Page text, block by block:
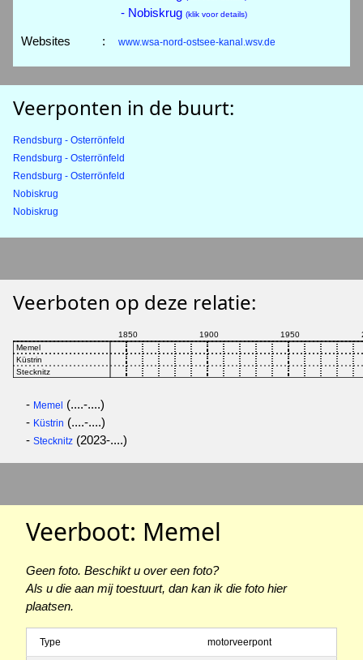
- Nobiskrug (klik voor details)
Websites : www.wsa-nord-ostsee-kanal.wsv.de
Veerponten in de buurt:
Rendsburg - Osterrönfeld
Rendsburg - Osterrönfeld
Rendsburg - Osterrönfeld
Nobiskrug
Nobiskrug
Veerboten op deze relatie:
- Memel
(....-....)
- Küstrin (....-....)
- Stecknitz (2023-....)
Veerboot: Memel
Geen foto. Beschikt u over een foto?
Als u die aan mij toestuurt, dan kan ik die foto hier
plaatsen.
Type motorveerpont